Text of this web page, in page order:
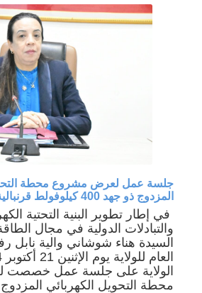
جلسة عمل لعرض مشروع محطة
المزدوج ذو جهد 400 كيلوفولط قرنبالية 2 .
في إطار تطوير البنية التحتية
والتبادلات الدولية في مجال
السيدة هناء شوشاني والية نابل
الولاية على جلسة عمل
محطة التحويل الكهربائي